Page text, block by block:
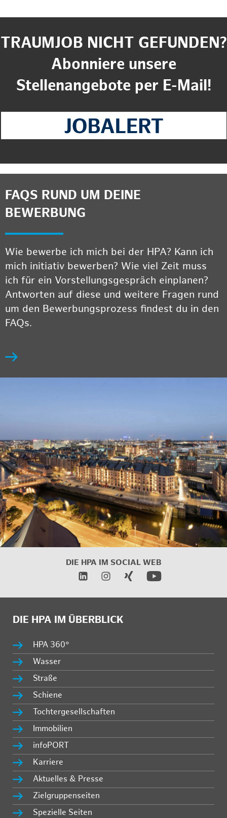
TRAUMJOB NICHT GEFUNDEN?
Abonniere unsere
Stellenangebote per E-Mail!
FAQS RUND UM DEINE
BEWERBUNG
Wie bewerbe ich mich bei der HPA? Kann ich
mich initiativ bewerben? Wie viel Zeit muss
ich für ein Vorstellungsgespräch einplanen?
Antworten auf diese und weitere Fragen rund
um den Bewerbungsprozess findest du in den
FAQs.
DIE HPA IM SOCIAL WEB
DIE HPA IM ÜBERBLICK
HPA 360°
Wasser
Straße
Schiene
Tochtergesellschaften
Immobilien
infoPORT
Karriere
Aktuelles & Presse
Zielgruppenseiten
Spezielle Seiten